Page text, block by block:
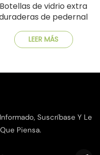
Botellas de vidrio extra
de pedernal
personalizables
disponibles
LEER MÁS
Suscríbase Y Le
Piensa.